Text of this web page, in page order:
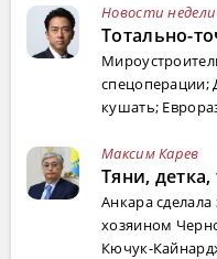
Новости недели
Тотально-
спецоперации;
кушать;
Максим Карев
Тяни, детка,
Анкара
хозяином
Кючук-